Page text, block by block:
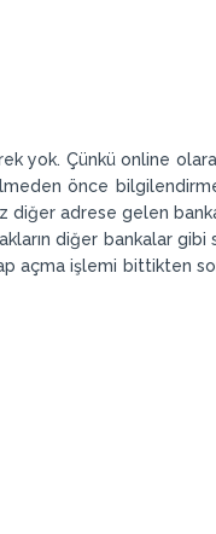
yok. Çünkü online
önce bilgilendirme
diğer adrese gelen
diğer bankalar gibi
açma işlemi bittikten